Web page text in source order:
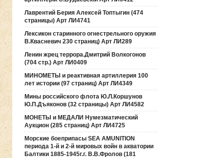
Лаврентий Берия Алексей Топтыгин (474
страницы) Арт ЛИ4741
Лексикон старинного огнестрельного оружия
В.Квасневич 230 страниц) Арт ЛИ289
Ленин жрец террора.Дмитрий Волкогонов
(704 стр.) Арт ЛИ0409
МИНОМЕТЫ и реактивная артиллерия 100
лет истории (97 страниц) Арт ЛИ4349
Мины российского флота Ю.Л.Коршунов
Ю.П.Дъяконов (32 страницы) Арт ЛИ4582
МОНЕТЫ и МЕДАЛИ Нумезматический
Аукцион (285 страниц) Арт ЛИ4725
Морские боеприпасы SEA AMUNITION
периода 1-й и 2-й мировых войн в акватории
Балтики 1885-1945г.г. В.В.Фролов (181